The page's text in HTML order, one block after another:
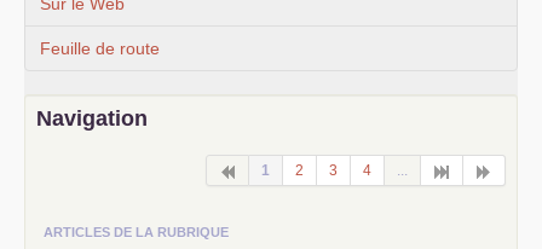
Feuille de route
Navigation
1 2 3 4 ...
ARTICLES DE LA RUBRIQUE